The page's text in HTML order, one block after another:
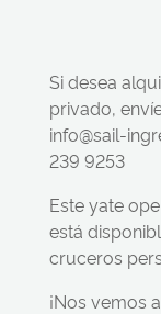
Si desea
privado,
info@sail-
239 9253
Este yate
está
cruceros
¡Nos vemos